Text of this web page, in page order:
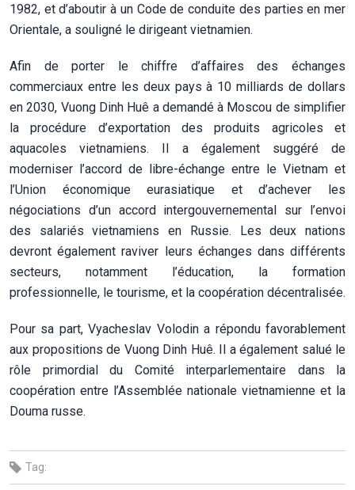
1982, et d’aboutir à un Code de conduite des parties en mer
Orientale, a souligné le dirigeant vietnamien.
Afin de porter le chiffre d’affaires des échanges
commerciaux entre les deux pays à 10 milliards de dollars
en 2030, Vuong Dinh Huê a demandé à Moscou de simplifier
la procédure d’exportation des produits agricoles et
aquacoles vietnamiens. Il a également suggéré de
moderniser l’accord de libre-échange entre le Vietnam et
l’Union économique eurasiatique et d’achever les
négociations d’un accord intergouvernemental sur l’envoi
des salariés vietnamiens en Russie. Les deux nations
devront également raviver leurs échanges dans différents
secteurs, notamment l’éducation, la formation
professionnelle, le tourisme, et la coopération décentralisée.
Pour sa part, Vyacheslav Volodin a répondu favorablement
aux propositions de Vuong Dinh Huê. Il a également salué le
rôle primordial du Comité interparlementaire dans la
coopération entre l’Assemblée nationale vietnamienne et la
Douma russe.
Tag: